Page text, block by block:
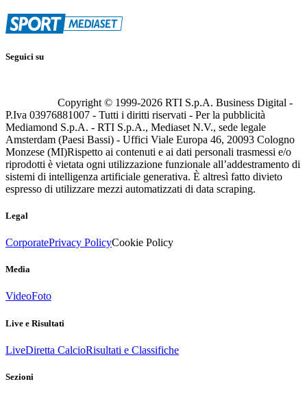
Seguici su
Copyright © 1999-2026 RTI S.p.A. Business Digital -
P.Iva 03976881007 - Tutti i diritti riservati - Per la pubblicità
Mediamond S.p.A. - RTI S.p.A., Mediaset N.V., sede legale
Amsterdam (Paesi Bassi) - Uffici Viale Europa 46, 20093 Cologno
Monzese (MI)Rispetto ai contenuti e ai dati personali trasmessi e/o
riprodotti è vietata ogni utilizzazione funzionale all’addestramento di
sistemi di intelligenza artificiale generativa. È altresì fatto divieto
espresso di utilizzare mezzi automatizzati di data scraping.
Legal
CorporatePrivacy PolicyCookie Policy
Media
VideoFoto
Live e Risultati
LiveDiretta CalcioRisultati e Classifiche
Sezioni